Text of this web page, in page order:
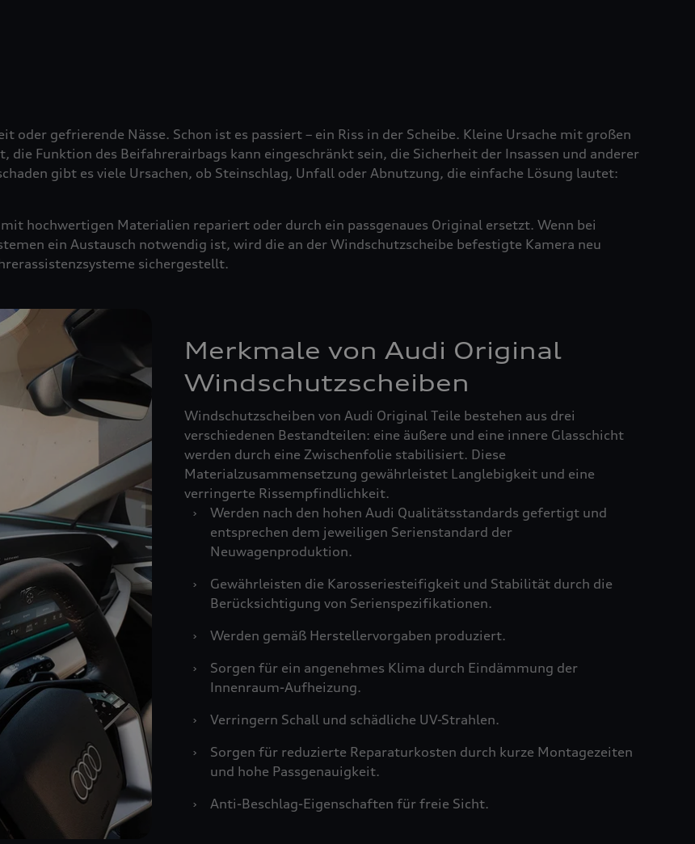
oder gefrierende Nässe. Schon ist es passiert – ein Riss in der Scheibe. Kleine Ursache mit großen
Funktion des Beifahrerairbags kann eingeschränkt sein, die Sicherheit der Insassen und anderer
gibt es viele Ursachen, ob Steinschlag, Unfall oder Abnutzung, die einfache Lösung lautet:
hochwertigen Materialien repariert oder durch ein passgenaues Original ersetzt. Wenn bei
ein Austausch notwendig ist, wird die an der Windschutzscheibe befestigte Kamera neu
sichergestellt.
Merkmale von Audi Original
Windschutzscheiben
Windschutzscheiben von Audi Original Teile bestehen aus drei
verschiedenen Bestandteilen: eine äußere und eine innere Glasschicht
werden durch eine Zwischenfolie stabilisiert. Diese
Materialzusammensetzung gewährleistet Langlebigkeit und eine
verringerte Rissempfindlichkeit.
›
Werden nach den hohen Audi Qualitätsstandards gefertigt und
entsprechen dem jeweiligen Serienstandard der
Neuwagenproduktion.
›
Gewährleisten die Karosseriesteifigkeit und Stabilität durch die
Berücksichtigung von Serienspezifikationen.
›
Werden gemäß Herstellervorgaben produziert.
›
Sorgen für ein angenehmes Klima durch Eindämmung der
Innenraum-Aufheizung.
›
Verringern Schall und schädliche UV-Strahlen.
›
Sorgen für reduzierte Reparaturkosten durch kurze Montagezeiten
und hohe Passgenauigkeit.
›
Anti-Beschlag-Eigenschaften für freie Sicht.